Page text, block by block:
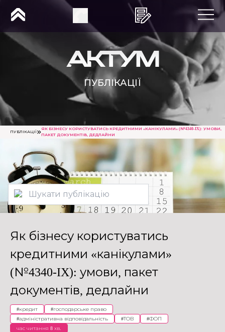
ПУБЛІКАЦІЇ
ПУБЛІКАЦІЇ
ЯК БІЗНЕСУ КОРИСТУВАТИСЬ КРЕДИТНИМИ «КАНІКУЛАМИ» (№4340-IX): УМОВИ,
ПАКЕТ ДОКУМЕНТІВ, ДЕДЛАЙНИ
Як бізнесу користуватись
кредитними «канікулами»
(№4340-IX): умови, пакет
документів, дедлайни
#кредит #господарське право
#адміністративна відповідальність #ТОВ #ФОП
час читання 8 хв.